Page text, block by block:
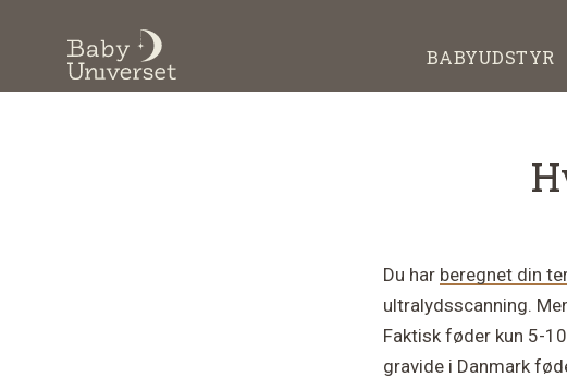
BabyUniverset
Alt
BABYUDSTYR
Du har beregnet din
ultralydsscanning.
Faktisk føder kun 5-
gravide i Danmark